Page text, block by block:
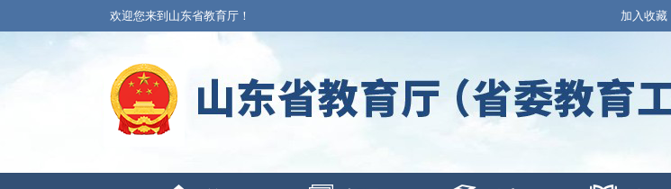
欢迎您来到山东省教育厅！ 加入收藏